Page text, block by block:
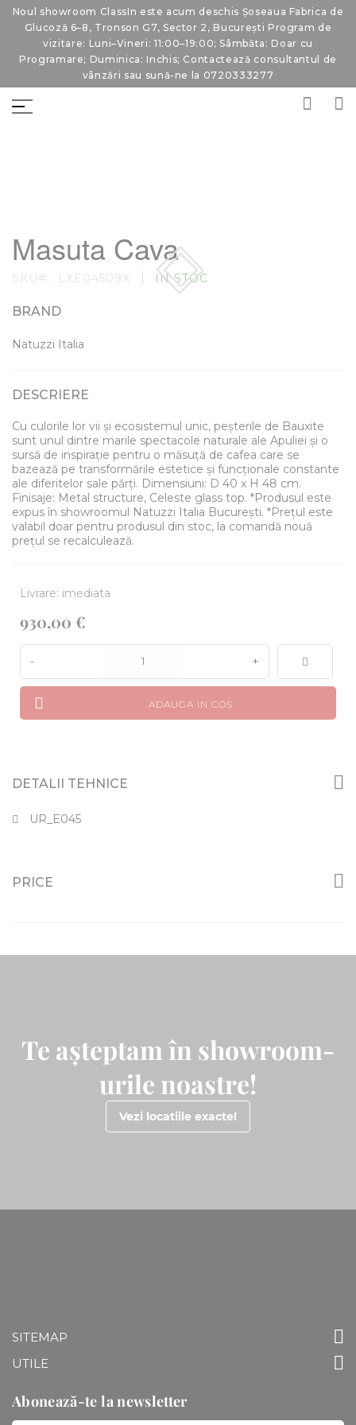
Noul showroom ClassIn este acum deschis Șoseaua Fabrica de
Glucoză 6–8, Tronson G7, Sector 2, București Program de
vizitare: Luni–Vineri: 11:00–19:00; Sâmbăta: Doar cu
Programare; Duminica: Inchis; Contactează consultantul de
vânzări sau sună-ne la 0720333277
the
end
the
gallery
the
beginning
the
gallery
Masuta Cava
SKU LXE04509X IN STOC
BRAND
Natuzzi Italia
DESCRIERE
Cu culorile lor vii și ecosistemul unic, peșterile de Bauxite
sunt unul dintre marile spectacole naturale ale Apuliei și o
sursă de inspirație pentru o măsuță de cafea care se
bazează pe transformările estetice și funcționale constante
ale diferitelor sale părți. Dimensiuni: D 40 x H 48 cm.
Finisaje: Metal structure, Celeste glass top. *Produsul este
expus în showroomul Natuzzi Italia București. *Prețul este
valabil doar pentru produsul din stoc, la comandă nouă
prețul se recalculează.
- +
ADAUGA IN COS
Livrare: imediata
930,00 €
DETALII TEHNICE
UR_E045
PRICE
Te așteptam în showroom-
urile noastre!
Vezi locatiile exacte!
SITEMAP
UTILE
Abonează-te la newsletter